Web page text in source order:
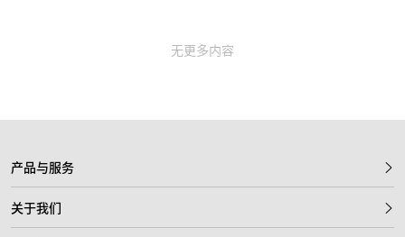
无更多内容
产品与服务
关于我们